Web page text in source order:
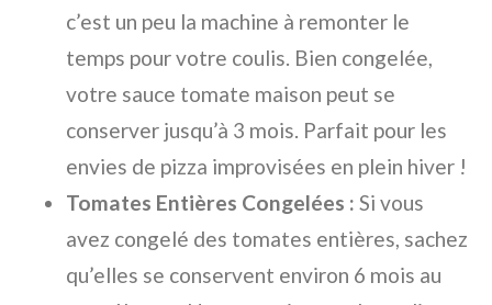
c’est un peu la machine à remonter le
temps pour votre coulis. Bien congelée,
votre sauce tomate maison peut se
conserver jusqu’à 3 mois. Parfait pour les
envies de pizza improvisées en plein hiver !
Tomates Entières Congelées : Si vous
avez congelé des tomates entières, sachez
qu’elles se conservent environ 6 mois au